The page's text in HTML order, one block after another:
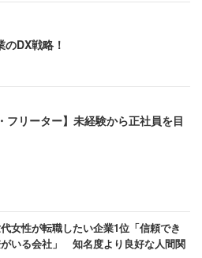
DX戦略！
フリーター】未経験から正社員を目
女性が転職したい企業1位「信頼でき
いる会社」 知名度より良好な人間関